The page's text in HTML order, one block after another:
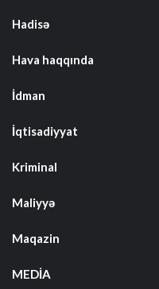
Hadisə
Hava haqqında
İdman
İqtisadiyyat
Kriminal
Maliyyə
Maqazin
MEDİA